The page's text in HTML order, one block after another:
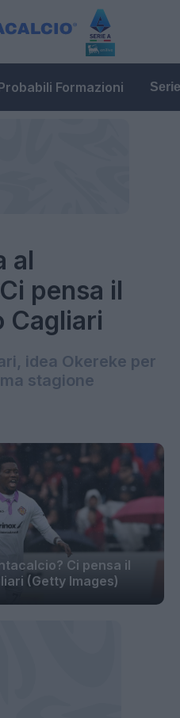
Formazioni
al
pensa il
Cagliari
idea Okereke per
stagione
Ci pensa il
(Getty Images)